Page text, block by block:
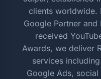
clients worldwide.
Google Partner and
received
Awards, we deliver
services including
Google Ads,